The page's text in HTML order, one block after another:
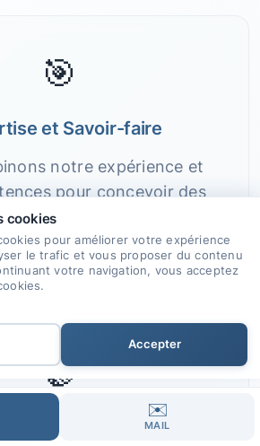
🎯
et Savoir-faire
notre expérience et
pour concevoir des
mesure, répondant aux
de nos clients.
🤝
Personnalisé
✉️
MAIL
cookies
pour améliorer votre expérience
le trafic et vous proposer du contenu
votre navigation, vous acceptez
Accepter